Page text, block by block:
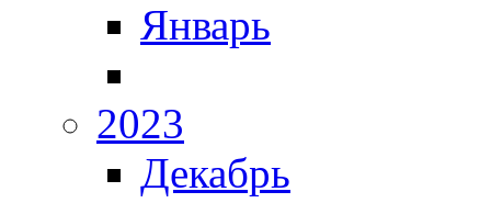
Январь
2023
Декабрь